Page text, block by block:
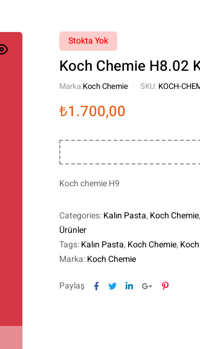
Stokta Yok
Koch Chemie H8.02
Marka:Koch Chemie SKU: KOCH-
₺1.700,00
Koch chemie H9
Categories:Kalın Pasta, Koch Chemie,
Ürünler
Tags:Kalın Pasta, Koch Chemie,
Marka:Koch Chemie
Paylaş Facebook
TwitterLinkedinGoogle+Pinterest